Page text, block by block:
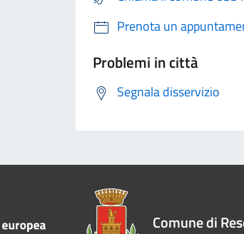
Prenota un
Problemi in città
Segnala disservizio
Comune di